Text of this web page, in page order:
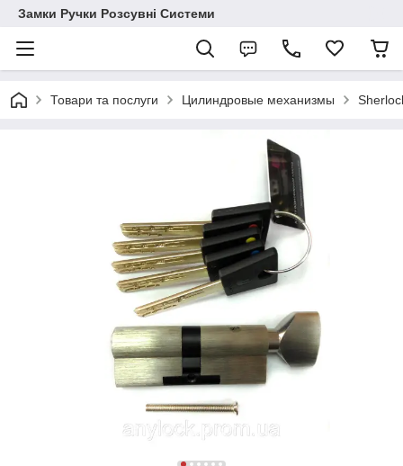
Замки Ручки Розсувні Системи
Товари та послуги Цилиндровые механизмы